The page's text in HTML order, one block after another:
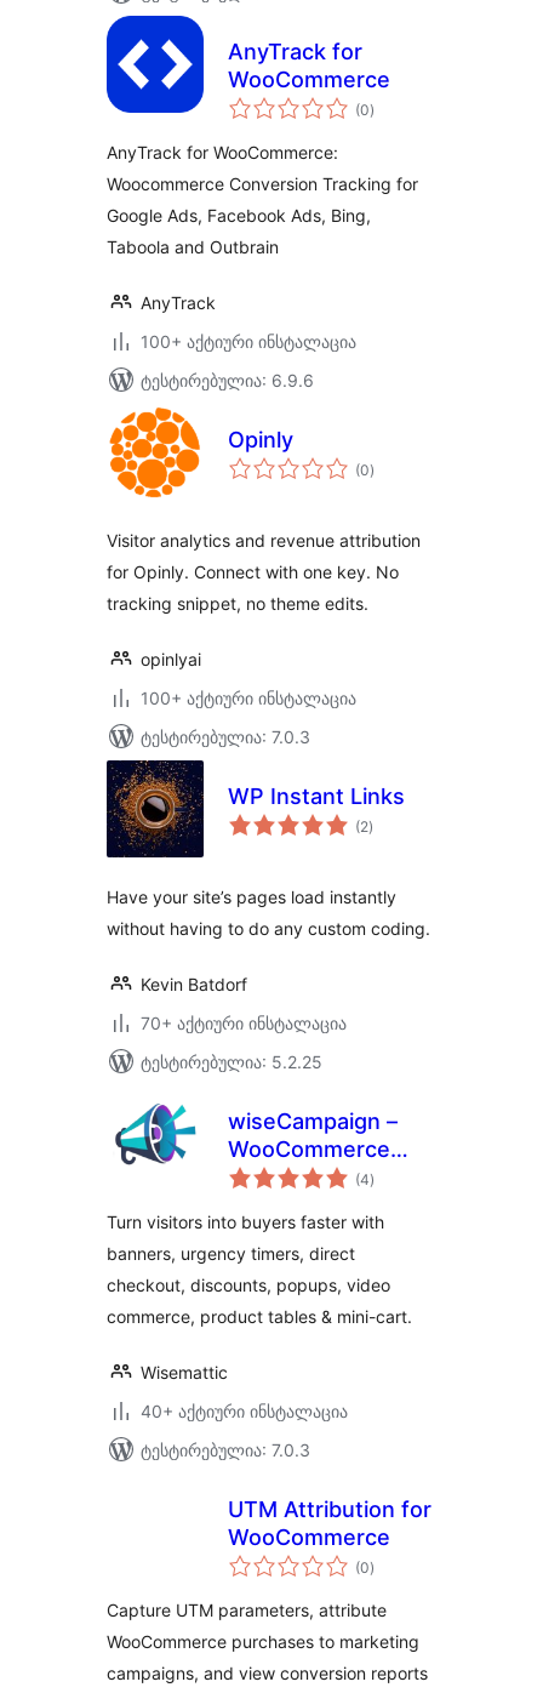
AnyTrack for
WooCommerce
(0საერთო
რეიტინგი
)
AnyTrack for WooCommerce:
Woocommerce Conversion Tracking for
Google Ads, Facebook Ads, Bing,
Taboola and Outbrain
AnyTrack
100+ აქტიური ინსტალაცია
ტესტირებულია: 6.9.6
Opinly
(0საერთო
რეიტინგი
)
Visitor analytics and revenue attribution
for Opinly. Connect with one key. No
tracking snippet, no theme edits.
opinlyai
100+ აქტიური ინსტალაცია
ტესტირებულია: 7.0.3
WP Instant Links
(2საერთო
რეიტინგი
)
Have your site’s pages load instantly
without having to do any custom coding.
Kevin Batdorf
70+ აქტიური ინსტალაცია
ტესტირებულია: 5.2.25
wiseCampaign –
WooCommerce
Conversions Made
(4საერთო
რეიტინგი
)
Turn visitors into buyers faster with
banners, urgency timers, direct
checkout, discounts, popups, video
commerce, product tables & mini-cart.
Wisemattic
40+ აქტიური ინსტალაცია
ტესტირებულია: 7.0.3
UTM Attribution for
WooCommerce
(0საერთო
რეიტინგი
)
Capture UTM parameters, attribute
WooCommerce purchases to marketing
campaigns, and view conversion reports